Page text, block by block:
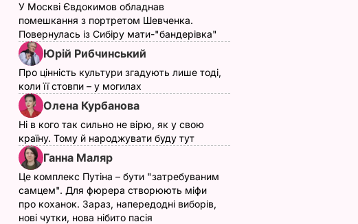
У Москві Євдокимов обладнав
помешкання з портретом Шевченка.
Повернулась із Сибіру мати-"бандерівка"
Юрій Рибчинський
Про цінність культури згадують лише тоді,
коли її стовпи – у могилах
Олена Курбанова
Ні в кого так сильно не вірю, як у свою
країну. Тому й народжувати буду тут
Ганна Маляр
Це комплекс Путіна – бути "затребуваним
самцем". Для фюрера створюють міфи
про коханок. Зараз, напередодні виборів,
нові чутки, нова нібито пасія